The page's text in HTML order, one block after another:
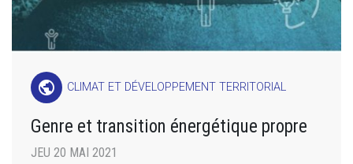
public CLIMAT ET DÉVELOPPEMENT TERRITORIAL
Genre et transition énergétique propre
JEU 20 MAI 2021